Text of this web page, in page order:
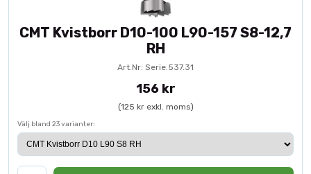
CMT Kvistborr D10-100 L90-157 S8-12,7
RH
Art.Nr: Serie.537.31
156 kr
(125 kr exkl. moms)
Välj bland 23 varianter: